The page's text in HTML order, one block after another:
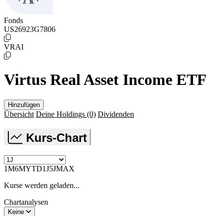
Fonds
US26923G7806
VRAI
Virtus Real Asset Income ETF
Hinzufügen
Übersicht Deine Holdings (0) Dividenden
Kurs-Chart
1M6MYTD1J5JMAX
Kurse werden geladen...
Chartanalysen
Keine